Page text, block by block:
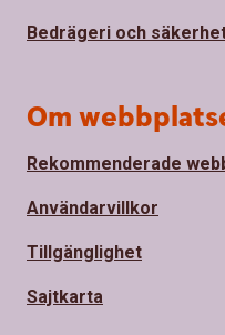
Bedrägeri och
Om
Rekommenderade
Användarvillkor
Tillgänglighet
Sajtkarta